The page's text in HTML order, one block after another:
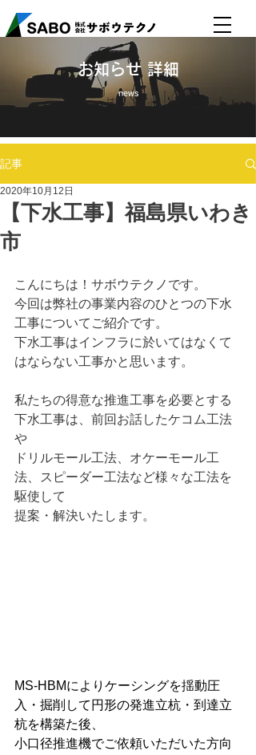
​お知らせ 詳細
news
記事
【下水工事】福島県いわき
市
2020年10月12日
こんにちは！サボウテクノです。
今回は弊社の事業内容のひとつの下水
工事についてご紹介です。
下水工事はインフラに於いてはなくて
はならない工事かと思います。
私たちの得意な推進工事を必要とする
下水工事は、前回お話したケコム工法
や
ドリルモール工法、オケーモール工
法、スピーダー工法など様々な工法を
駆使して
提案・解決いたします。
MS-HBMによりケーシングを揺動圧
入・掘削して円形の発進立杭・到達立
杭を構築た後、
小口径推進機でご依頼いただいた方向